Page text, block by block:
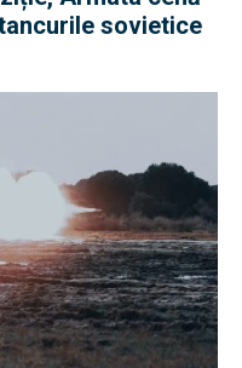
sovietice